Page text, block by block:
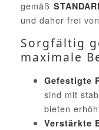
gemäß
und daher frei
Sorgfältig
maximale
Gefestigte
sind mit
bieten
Verstärkte